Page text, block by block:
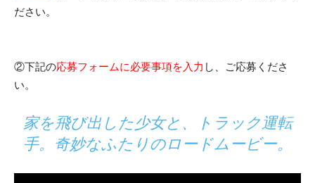
ださい。
②下記の応募フォームに必要事項を入力 し、ご応募くださ
い。
家を飛び出した少女と、トラック運転
手。奇妙なふたりのロードムービー。